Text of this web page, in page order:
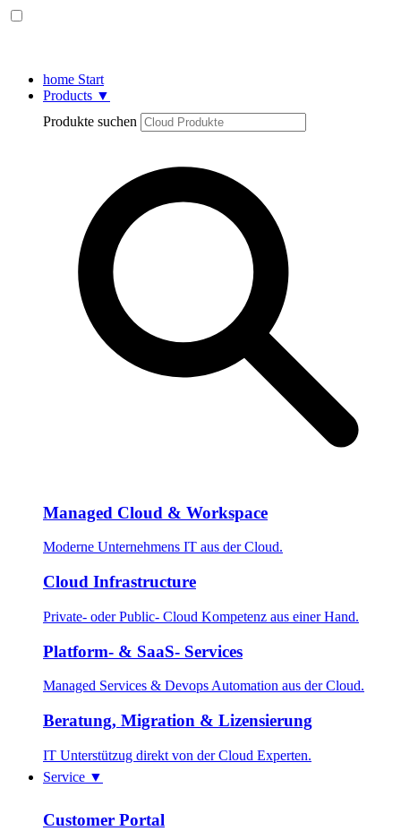
home Start
Products ▼
Produkte suchen
Managed Cloud & Workspace
Moderne Unternehmens IT aus der Cloud.
Cloud Infrastructure
Private- oder Public- Cloud Kompetenz aus einer Hand.
Platform- & SaaS- Services
Managed Services & Devops Automation aus der Cloud.
Beratung, Migration & Lizensierung
IT Unterstützug direkt von der Cloud Experten.
Service ▼
Customer Portal